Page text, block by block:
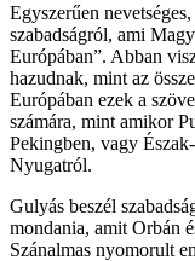
Egyszerűen
szabadságról, ami
Európában”. Abban
hazudnak, mint az
Európában ezek a
számára, mint amikor
Pekingben, vagy
Nyugatról.
Gulyás beszél
mondania, amit Orbán
Szánalmas nyomorult